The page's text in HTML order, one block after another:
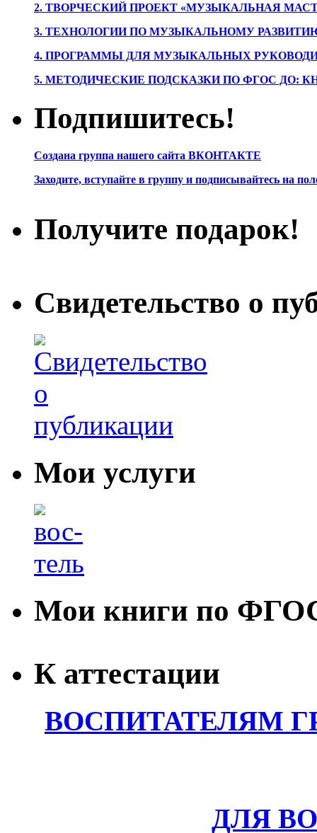
2. ТВОРЧЕСКИЙ ПРОЕКТ «МУЗЫКАЛЬНАЯ
3. ТЕХНОЛОГИИ ПО МУЗЫКАЛЬНОМУ
4. ПРОГРАММЫ ДЛЯ МУЗЫКАЛЬНЫХ
5. МЕТОДИЧЕСКИЕ ПОДСКАЗКИ ПО ФГОС ДО:
Подпишитесь!
Создана группа нашего сайта ВКОНТАКТЕ
Заходите, вступайте в группу и подписывайтесь на
Получите подарок!
Свидетельство о
Мои услуги
Мои книги по
К аттестации
ВОСПИТАТЕЛЯМ
ДЛЯ